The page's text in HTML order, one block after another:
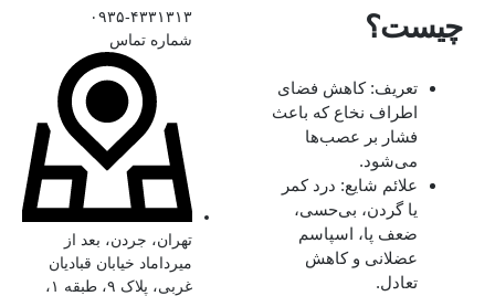
چیست؟
تعریف: کاهش فضای
اطراف نخاع که باعث
فشار بر عصب‌ها
می‌شود.
علائم شایع: درد کمر
یا گردن، بی‌حسی،
ضعف پا، اسپاسم
عضلانی و کاهش
تعادل.
۰۹۳۵-۴۳۳۱۳۱۳
شماره تماس
تهران، جردن، بعد از
میرداماد خیابان قبادیان
غربی، پلاک ۹، طبقه ۱،